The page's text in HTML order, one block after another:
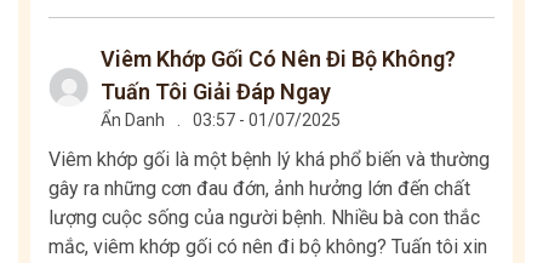
Viêm Khớp Gối Có Nên Đi Bộ Không?
Tuấn Tôi Giải Đáp Ngay
Ẩn Danh 03:57 - 01/07/2025
Viêm khớp gối là một bệnh lý khá phổ biến và thường
gây ra những cơn đau đớn, ảnh hưởng lớn đến chất
lượng cuộc sống của người bệnh. Nhiều bà con thắc
mắc, viêm khớp gối có nên đi bộ không? Tuấn tôi xin